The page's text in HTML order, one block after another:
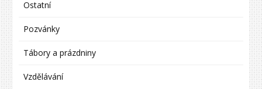
Ostatní
Pozvánky
Tábory a prázdniny
Vzdělávání